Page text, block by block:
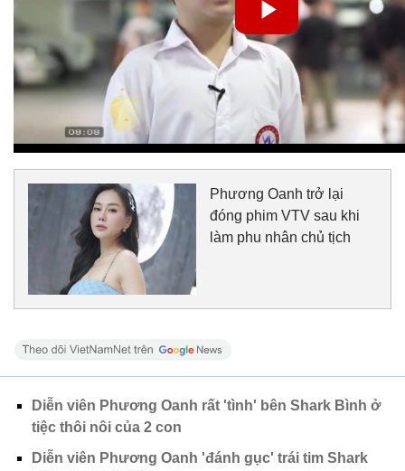
Phương Oanh trở lại
đóng phim VTV sau khi
làm phu nhân chủ tịch
Diễn viên Phương Oanh rất 'tình' bên Shark Bình ở
tiệc thôi nôi của 2 con
Diễn viên Phương Oanh 'đánh gục' trái tim Shark